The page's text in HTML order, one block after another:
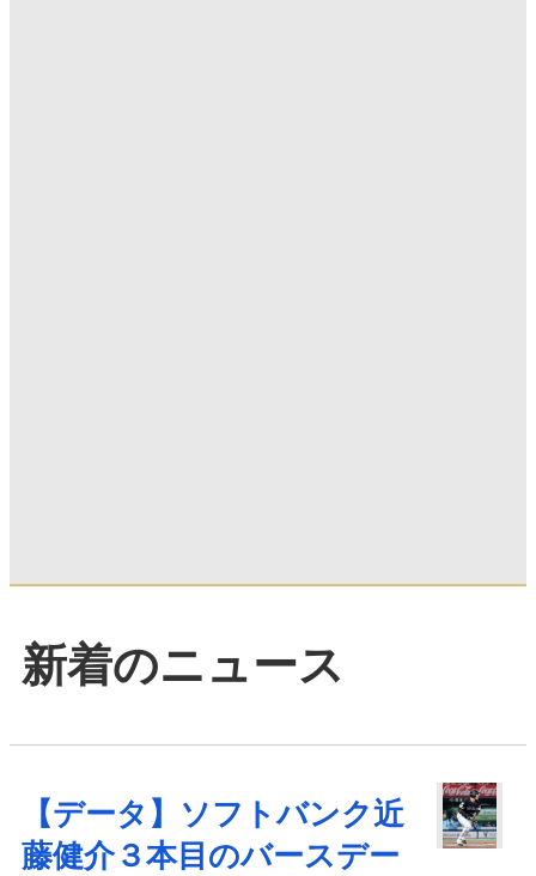
新着のニュース
【データ】ソフトバンク近
藤健介３本目のバースデー